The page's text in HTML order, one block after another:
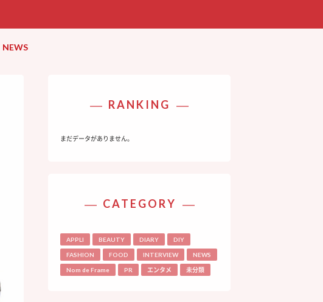
NEWS
RANKING
まだデータがありません。
CATEGORY
APPLI BEAUTY DIARY DIY
FASHION FOOD INTERVIEW NEWS
Nom de Frame PR エンタメ 未分類